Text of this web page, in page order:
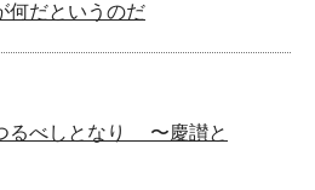
何だというのだ
るべしとなり 〜慶讃と